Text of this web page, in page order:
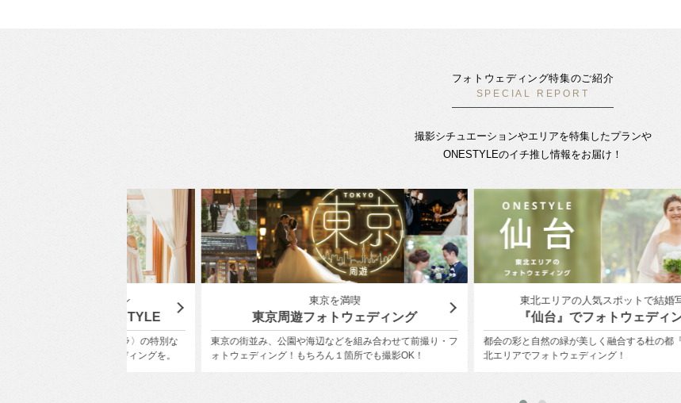
フォトウェディング特集のご紹介
SPECIAL REPORT
撮影シチュエーションやエリアを特集したプランや
ONESTYLEのイチ推し情報をお届け！
東京周遊フォトウェディング
東京の街並み、公園や海辺などを組み合わせて前撮り・フ
ォトウェディング！もちろん１箇所でも撮影OK！
東北エリアの人気スポットで結婚写真
『仙台』でフォトウェディング
都会の彩と自然の緑が美しく融合する杜の都『仙台』、東
北エリアでフォトウェディング！